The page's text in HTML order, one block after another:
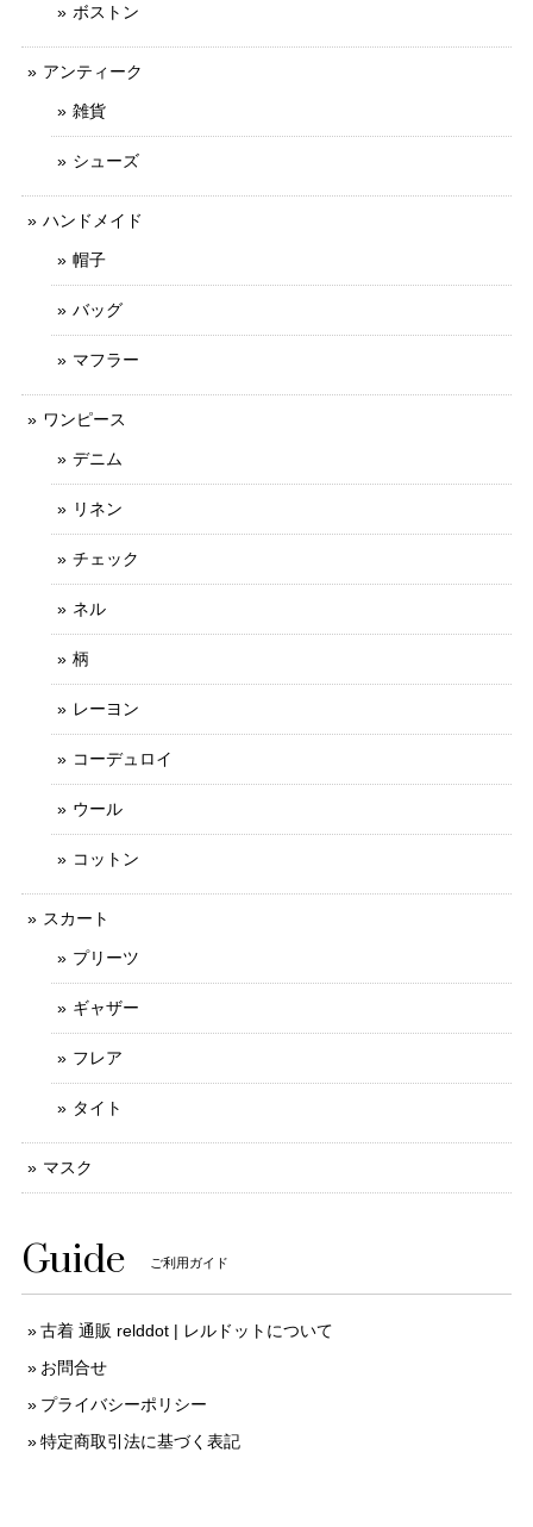
ボストン
アンティーク
雑貨
シューズ
ハンドメイド
帽子
バッグ
マフラー
ワンピース
デニム
リネン
チェック
ネル
柄
レーヨン
コーデュロイ
ウール
コットン
スカート
プリーツ
ギャザー
フレア
タイト
マスク
Guide ご利用ガイド
古着 通販 relddot | レルドットについて
お問合せ
プライバシーポリシー
特定商取引法に基づく表記